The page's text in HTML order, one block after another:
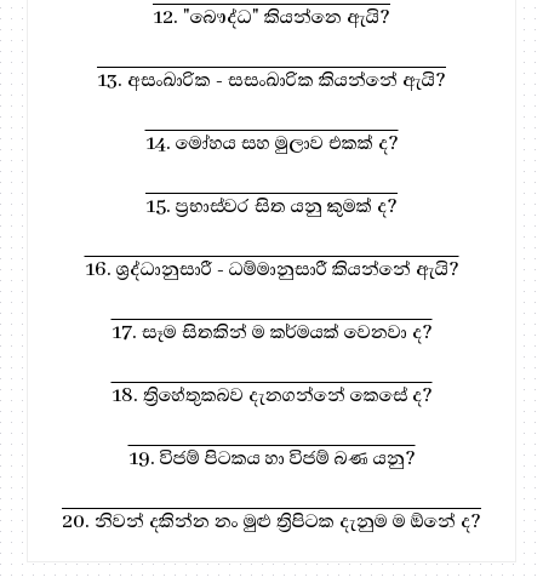
12. "බෞද්ධ" කියන්නෙ ඇයි?
13. අසංඛාරික - සසංඛාරික කියන්නේ ඇයි?
14. මෝහය සහ මුලාව එකක් ද?
15. ප්‍රභාස්වර සිත යනු කුමක් ද?
16. ශ්‍රද්ධානුසාරී - ධම්මානුසාරී කියන්නේ ඇයි?
17. සෑම සිතකින් ම කර්මයක් වෙනවා ද?
18. ත්‍රිහේතුකබව දැනගන්නේ කෙසේ ද?
19. විජම් පිටකය හා විජම් බණ යනු?
20. නිවන් දකින්න නං මුළු ත්‍රිපිටක දැනුම ම ඕනේ ද?